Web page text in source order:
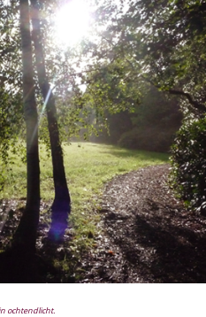
ochtendlicht.